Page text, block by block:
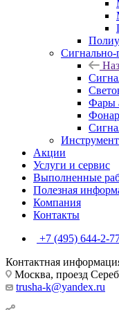
Сигнально-
Фары
Акции
Услуги и сервис
Выполненные
Полезная
Компания
Контакты
+7 (495) 644-2-
Контактная
Москва, проезд
trusha-k@yandex.ru